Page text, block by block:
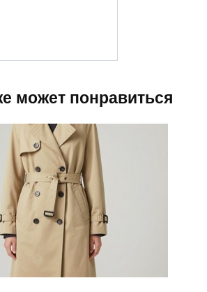
может понравиться